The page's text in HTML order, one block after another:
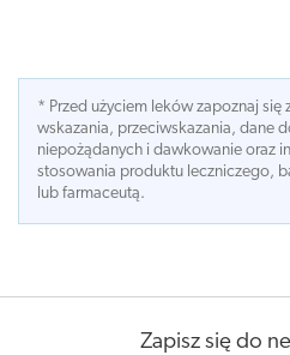
* Przed użyciem leków zapoznaj się
wskazania, przeciwskazania, dane
niepożądanych i dawkowanie oraz
stosowania produktu leczniczego,
lub farmaceutą.
Zapisz się do